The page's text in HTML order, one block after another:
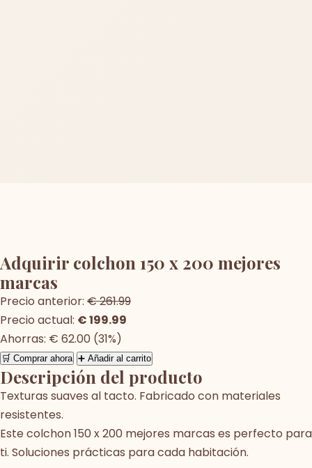
Adquirir colchon 150 x 200 mejores
marcas
Precio anterior: € 261.99
Precio actual: € 199.99
Ahorras: € 62.00 (31%)
🛒 Comprar ahora ➕ Añadir al carrito
Descripción del producto
Texturas suaves al tacto. Fabricado con materiales
resistentes.
Este colchon 150 x 200 mejores marcas es perfecto para
ti. Soluciones prácticas para cada habitación.